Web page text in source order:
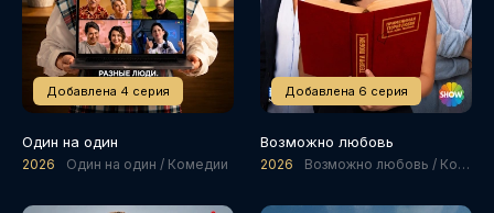
Добавлена 4 серия
Один на один
2026 Один на один / Комедии
Добавлена 6 серия
Возможно любовь
2026 Возможно любовь / Комедии